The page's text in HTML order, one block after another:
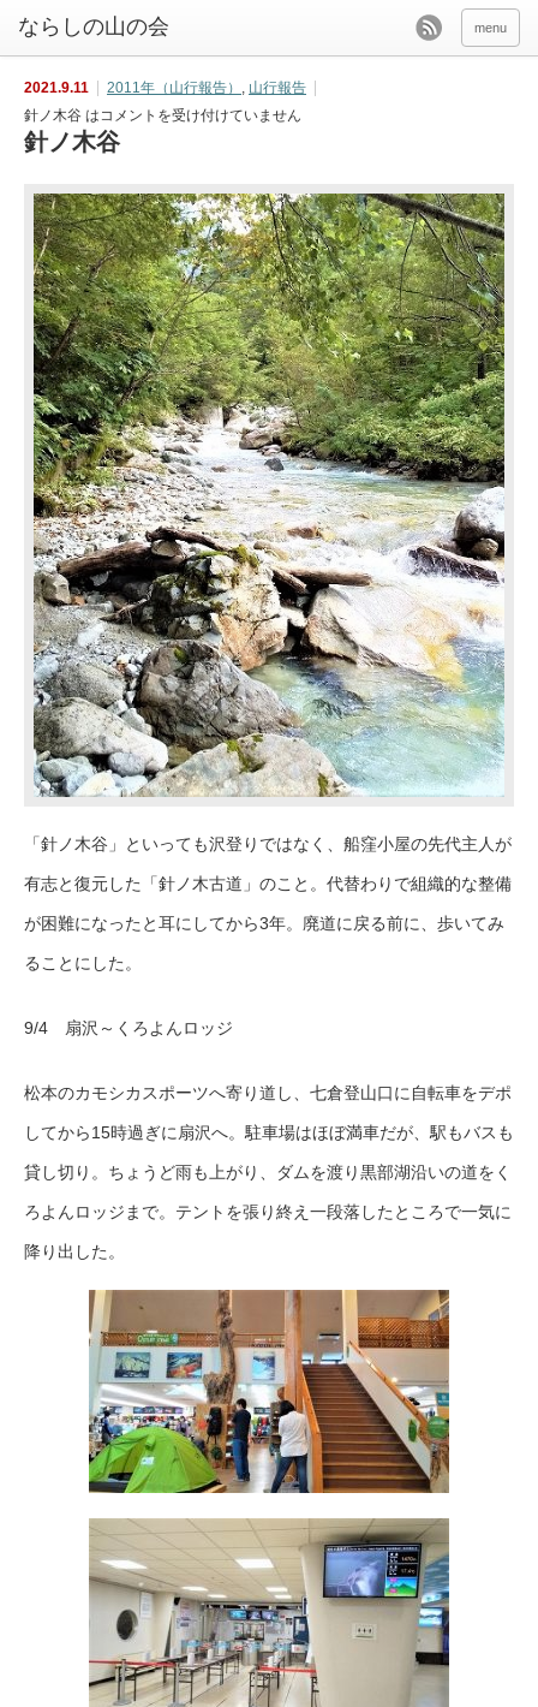
menu
2021.9.11 2011年（山行報告） , 山行報告
針ノ木谷 はコメントを受け付けていません
針ノ木谷
「針ノ木谷」といっても沢登りではなく、船窪小屋の先代主人が
有志と復元した「針ノ木古道」のこと。代替わりで組織的な整備
が困難になったと耳にしてから3年。廃道に戻る前に、歩いてみ
ることにした。
9/4 扇沢～くろよんロッジ
松本のカモシカスポーツへ寄り道し、七倉登山口に自転車をデポ
してから15時過ぎに扇沢へ。駐車場はほぼ満車だが、駅もバスも
貸し切り。ちょうど雨も上がり、ダムを渡り黒部湖沿いの道をく
ろよんロッジまで。テントを張り終え一段落したところで一気に
降り出した。